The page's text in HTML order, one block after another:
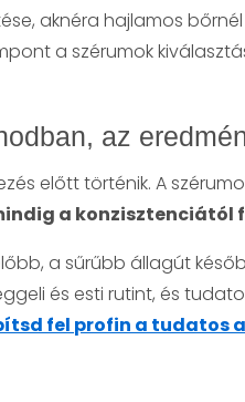
aknéra hajlamos
a szérumok
az
előtt történik. A
a konzisztenciától
a sűrűbb állagút
és esti rutint, és
fel profin a tudatos